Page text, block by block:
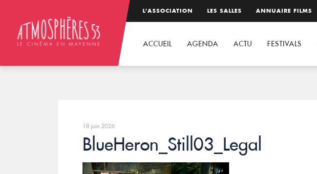
L’ASSOCIATION LES SALLES ANNUAIRE FILMS
ACCUEIL AGENDA ACTU FESTIVALS
18 juin 2026
BlueHeron_Still03_Legal